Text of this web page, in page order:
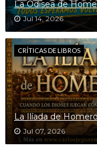
La Odisea de
Jul 14, 2026
CRÍTICAS DE LIBROS
La Ilíada de
Jul 07, 2026